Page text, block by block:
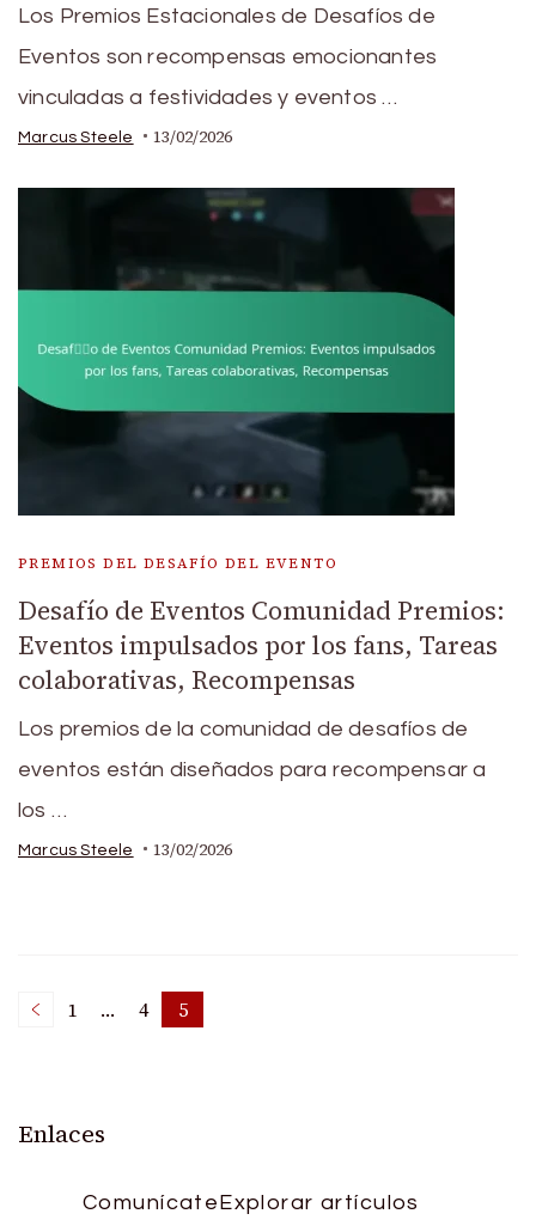
Los Premios Estacionales de Desafíos de
Eventos son recompensas emocionantes
vinculadas a festividades y eventos …
Marcus Steele 13/02/2026
PREMIOS DEL DESAFÍO DEL EVENTO
Desafío de Eventos Comunidad Premios:
Eventos impulsados por los fans, Tareas
colaborativas, Recompensas
Los premios de la comunidad de desafíos de
eventos están diseñados para recompensar a
los …
Marcus Steele 13/02/2026
Posts
Page
1 … Page
4 Page
5
Enlaces
ComunícateExplorar artículos